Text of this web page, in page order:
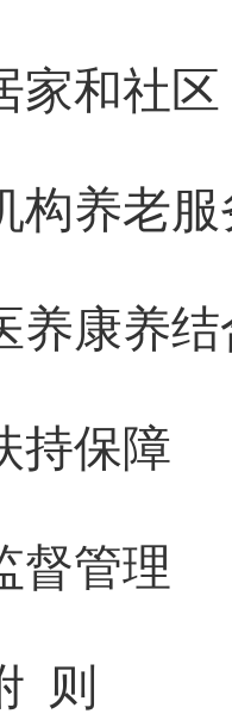
家和社
构养老服
养康养结
持保障
督管理
则